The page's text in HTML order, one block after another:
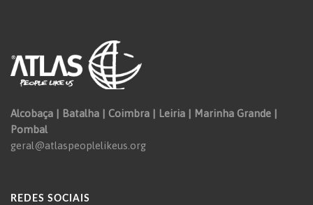
Alcobaça | Batalha | Coimbra | Leiria | Marinha Grande |
Pombal
geral@atlaspeoplelikeus.org
REDES SOCIAIS